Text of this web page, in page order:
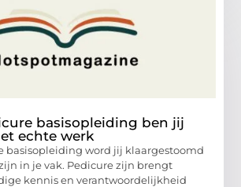
basisopleiding ben jij
echte werk
basisopleiding word jij klaargestoomd
in je vak. Pedicure zijn brengt
kennis en verantwoordelijkheid